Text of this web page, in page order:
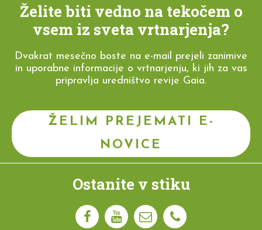
Želite biti vedno na tekočem o
vsem iz sveta vrtnarjenja?
Dvakrat mesečno boste na e-mail prejeli zanimive
in uporabne informacije o vrtnarjenju, ki jih za vas
pripravlja uredništvo revije Gaia.
ŽELIM PREJEMATI E-
NOVICE
Ostanite v stiku